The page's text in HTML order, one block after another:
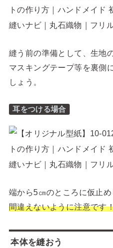
縫う前の準備として、生地
マスキングテープ等を裏側
しょう。
耳をつける場合
端から5㎝のところに仮止
間違えないように注意です
本体を縫おう